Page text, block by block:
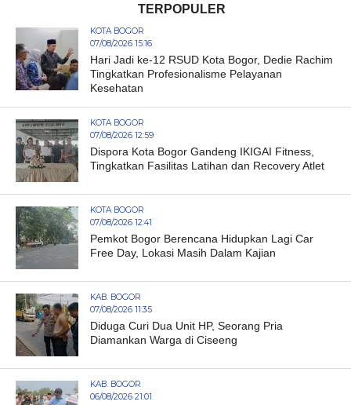
TERPOPULER
KOTA BOGOR
07/08/2026 15:16
Hari Jadi ke-12 RSUD Kota Bogor, Dedie Rachim
Tingkatkan Profesionalisme Pelayanan
Kesehatan
KOTA BOGOR
07/08/2026 12:59
Dispora Kota Bogor Gandeng IKIGAI Fitness,
Tingkatkan Fasilitas Latihan dan Recovery Atlet
KOTA BOGOR
07/08/2026 12:41
Pemkot Bogor Berencana Hidupkan Lagi Car
Free Day, Lokasi Masih Dalam Kajian
KAB. BOGOR
07/08/2026 11:35
Diduga Curi Dua Unit HP, Seorang Pria
Diamankan Warga di Ciseeng
KAB. BOGOR
06/08/2026 21:01